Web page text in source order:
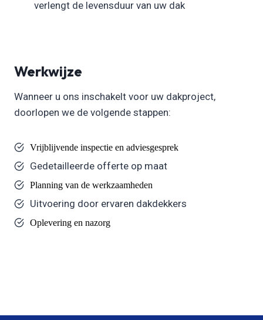
verlengt de levensduur van uw dak
Werkwijze
Wanneer u ons inschakelt voor uw dakproject,
doorlopen we de volgende stappen:
Vrijblijvende inspectie en adviesgesprek
Gedetailleerde offerte op maat
Planning van de werkzaamheden
Uitvoering door ervaren dakdekkers
Oplevering en nazorg